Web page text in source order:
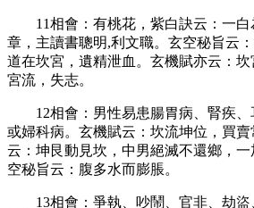
11相會：有桃花，紫白訣云：一
章，主讀書聰明,利文職。玄空秘旨云
道在坎宮，遺精泄血。玄機賦亦云：
宮流，失志。
12相會：男性易患腸胃病、腎疾
或婦科病。玄機賦云：坎流坤位，買
云：坤艮動見坎，中男絕滅不還鄉，
空秘旨云：腹多水而膨脹。
13相會：爭執、吵鬧、官非、劫盜